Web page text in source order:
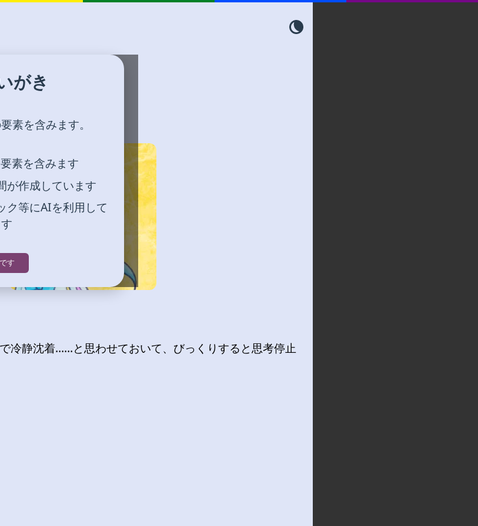
がき
素を含みます。
素を含みます
が作成しています
ク等にAIを利用して
す
冷静沈着……と思わせておいて、びっくりすると思考停止